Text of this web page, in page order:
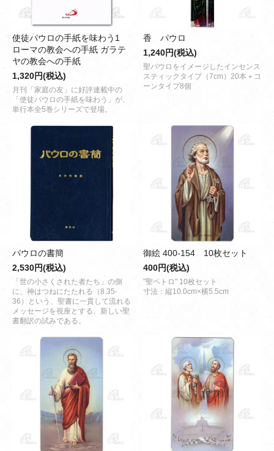
使徒パウロの手紙を味わう1
ローマの教会への手紙 ガラテ
ヤの教会への手紙
1,320円(税込)
月刊「家庭の友」に好評連載中の
「使徒パウロの手紙を味わう」が、
単行本全5巻シリーズで登場。
香 パウロ
1,240円(税込)
聖パウロをイメージしたインセンス
スティックタイプ（7cm）20本＋コ
ーンタイプ8個
パウロの書簡
2,530円(税込)
「世の小さくされた者たち」の側
に、神はつねにたたれる（8.35-
36）という、聖書に一貫して流れる
メッセージを視座とする、新しい聖
書翻訳の試みである。
御絵 400-154 10枚セット
400円(税込)
"聖ペトロ" 10枚セット
寸法：縦10.0cm×横5.5cm